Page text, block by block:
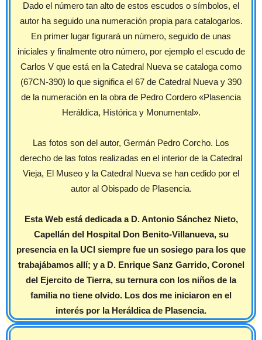
Dado el número tan alto de estos escudos o símbolos, el
autor ha seguido una numeración propia para catalogarlos.
En primer lugar figurará un número, seguido de unas
iniciales y finalmente otro número, por ejemplo el escudo de
Carlos V que está en la Catedral Nueva se cataloga como
(67CN-390) lo que significa el 67 de Catedral Nueva y 390
de la numeración en la obra de Pedro Cordero «Plasencia
Heráldica, Histórica y Monumental».
Las fotos son del autor, Germán Pedro Corcho. Los
derecho de las fotos realizadas en el interior de la Catedral
Vieja, El Museo y la Catedral Nueva se han cedido por el
autor al Obispado de Plasencia.
Esta Web está dedicada a D. Antonio Sánchez Nieto,
Capellán del Hospital Don Benito-Villanueva, su
presencia en la UCI siempre fue un sosiego para los que
trabajábamos allí; y a D. Enrique Sanz Garrido, Coronel
del Ejercito de Tierra, su ternura con los niños de la
familia no tiene olvido. Los dos me iniciaron en el
interés por la Heráldica de Plasencia.